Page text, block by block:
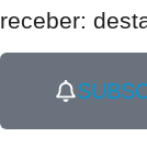
receber: